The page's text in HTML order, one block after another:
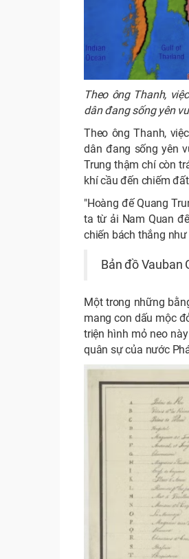
Theo ông Thanh,
dân đang sống yên
Theo ông Thanh,
dân đang sống yên
Trung thậm chí còn
khí cầu đến chiếm
"Hoàng đế Quang
ta từ ải Nam Quan
chiến bách thắng
Bản đồ Vauban
Một trong những
mang con dấu mộc
triện hình mỏ neo
quân sự của nước